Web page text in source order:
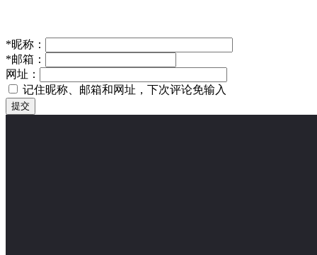
*昵称：
*邮箱：
网址：
记住昵称、邮箱和网址，下次评论免输入
提交